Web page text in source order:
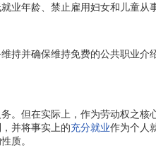
业年龄、禁止雇用妇女和儿童从
持并确保维持免费的公共职业介
但在实际上，作为劳动权之核
并将事实上的充分就业作为个人
质。